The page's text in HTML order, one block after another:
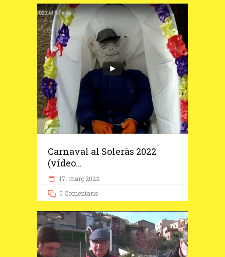
Carnaval al Soleràs 2022
(vídeo...
17. març 2022
0 Comentaris